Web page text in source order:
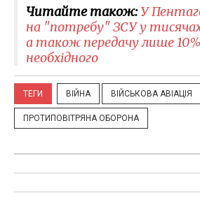
Читайте також:У
на "потребу" ЗСУ у
а також передачу лише 10%
необхідного
ТЕГИ ВІЙНА ВІЙСЬКОВА АВІАЦІЯ
ПРОТИПОВІТРЯНА ОБОРОНА